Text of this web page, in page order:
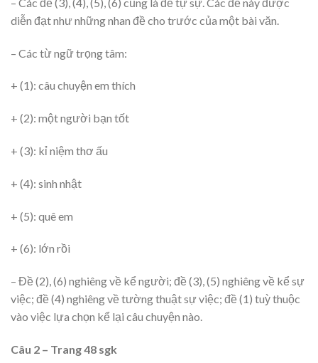
diễn đạt như những nhan đề cho trước của một bài văn.
– Các từ ngữ trọng tâm:
+ (1): câu chuyện em thích
+ (2): một người bạn tốt
+ (3): kỉ niệm thơ ấu
+ (4): sinh nhật
+ (5): quê em
+ (6): lớn rồi
– Đề (2), (6) nghiêng về kể người; đề (3), (5) nghiêng về kể sự
việc; đề (4) nghiêng về tường thuật sự việc; đề (1) tuỳ thuộc
vào việc lựa chọn kể lại câu chuyện nào.
Câu 2 – Trang 48 sgk